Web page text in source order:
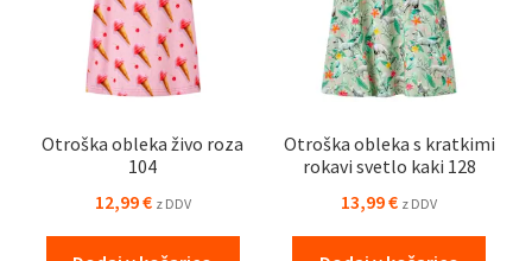
Otroška obleka živo roza
104
12,99€ z DDV
Otroška obleka s kratkimi
rokavi svetlo kaki 128
13,99€ z DDV